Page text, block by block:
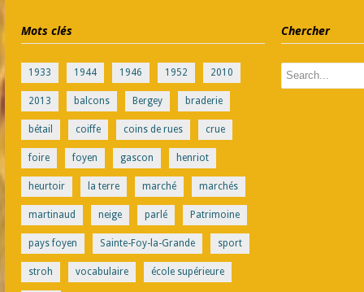
Mots clés
1933 1944 1946 1952 2010
2013 balcons Bergey braderie
bétail coiffe coins de rues crue
foire foyen gascon henriot
heurtoir la terre marché marchés
martinaud neige parlé Patrimoine
pays foyen Sainte-Foy-la-Grande sport
stroh vocabulaire école supérieure
Chercher